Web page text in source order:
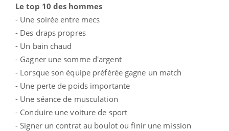
Le top 10 des hommes
- Une soirée entre mecs
- Des draps propres
- Un bain chaud
- Gagner une somme d'argent
- Lorsque son équipe préférée gagne un match
- Une perte de poids importante
- Une séance de musculation
- Conduire une voiture de sport
- Signer un contrat au boulot ou finir une mission